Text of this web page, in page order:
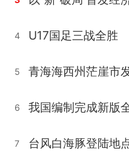
4 U17国足三战全胜
5 青海海西州茫崖市
6 我国编制完成新版
7 台风白海豚登陆地